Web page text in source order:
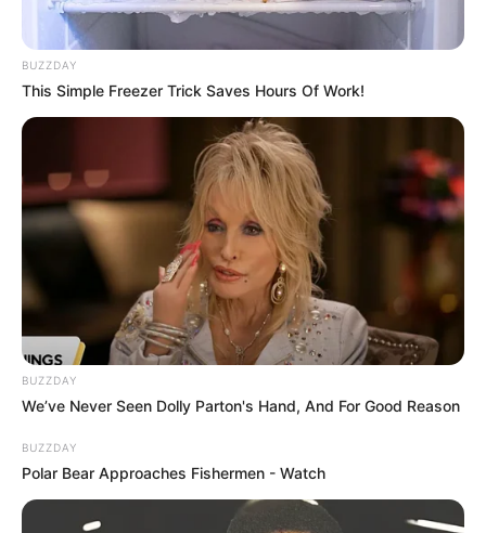
(foto: old.reddit/phoisgood495)
Baca juga:Bikin Laper, 10 Trik Iklan Makanan Agar
Tampak Lebih Menggiurkan
Kreatifitas memang tak terbatas, hobi tak biasapun ada saja yang
suka. Kalau kamu hobinya apa nih?
BUZZDAY
This Simple Freezer Trick Saves Hours Of Work!
BUZZDAY
We’ve Never Seen Dolly Parton's Hand, And For Good Reason
BUZZDAY
Polar Bear Approaches Fishermen - Watch